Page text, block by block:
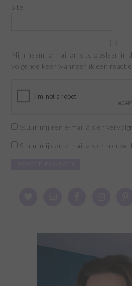
Site
Mijn naam, e-mail en site opslaan in
volgende keer wanneer ik een
Stuur mij een e-mail als er
Stuur mij een e-mail als er nieuwe